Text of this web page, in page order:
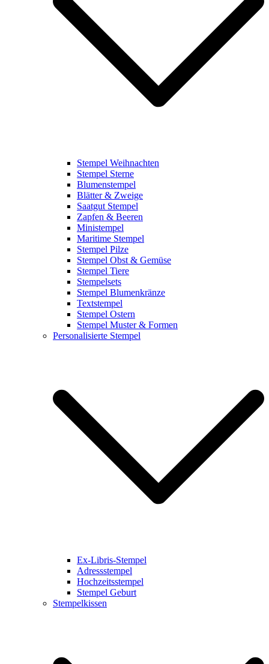
Stempel Weihnachten
Stempel Sterne
Blumenstempel
Blätter & Zweige
Saatgut Stempel
Zapfen & Beeren
Ministempel
Maritime Stempel
Stempel Pilze
Stempel Obst & Gemüse
Stempel Tiere
Stempelsets
Stempel Blumenkränze
Textstempel
Stempel Ostern
Stempel Muster & Formen
Personalisierte Stempel
Ex-Libris-Stempel
Adressstempel
Hochzeitsstempel
Stempel Geburt
Stempelkissen